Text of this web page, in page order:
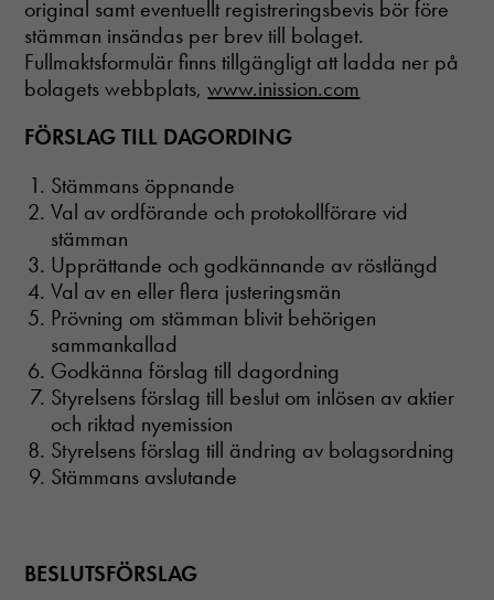
original samt eventuellt registreringsbevis bör före
stämman insändas per brev till bolaget.
Fullmaktsformulär finns tillgängligt att ladda ner på
bolagets webbplats,www.inission.com
FÖRSLAG TILL DAGORDING
Stämmans öppnande
Val av ordförande och protokollförare vid
stämman
Upprättande och godkännande av röstlängd
Val av en eller flera justeringsmän
Prövning om stämman blivit behörigen
sammankallad
Godkänna förslag till dagordning
Styrelsens förslag till beslut om inlösen av aktier
och riktad nyemission
Styrelsens förslag till ändring av bolagsordning
Stämmans avslutande
BESLUTSFÖRSLAG